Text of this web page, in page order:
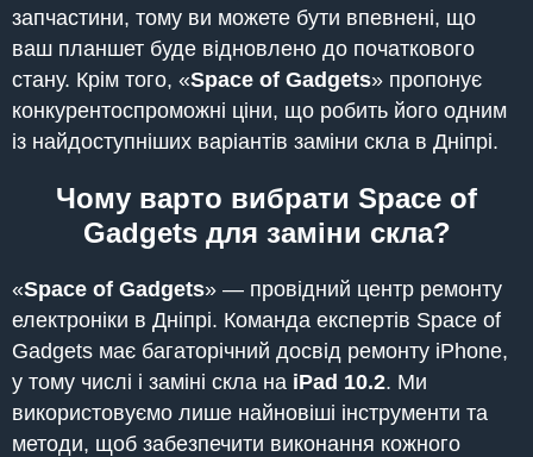
запчастини, тому ви можете бути впевнені, що
ваш планшет буде відновлено до початкового
стану. Крім того, «Space of Gadgets» пропонує
конкурентоспроможні ціни, що робить його одним
із найдоступніших варіантів заміни скла в Дніпрі.
Чому варто вибрати Space of
Gadgets для заміни скла?
«Space of Gadgets» — провідний центр ремонту
електроніки в Дніпрі. Команда експертів Space of
Gadgets має багаторічний досвід ремонту iPhone,
у тому числі і заміні скла на iPad 10.2. Ми
використовуємо лише найновіші інструменти та
методи, щоб забезпечити виконання кожного